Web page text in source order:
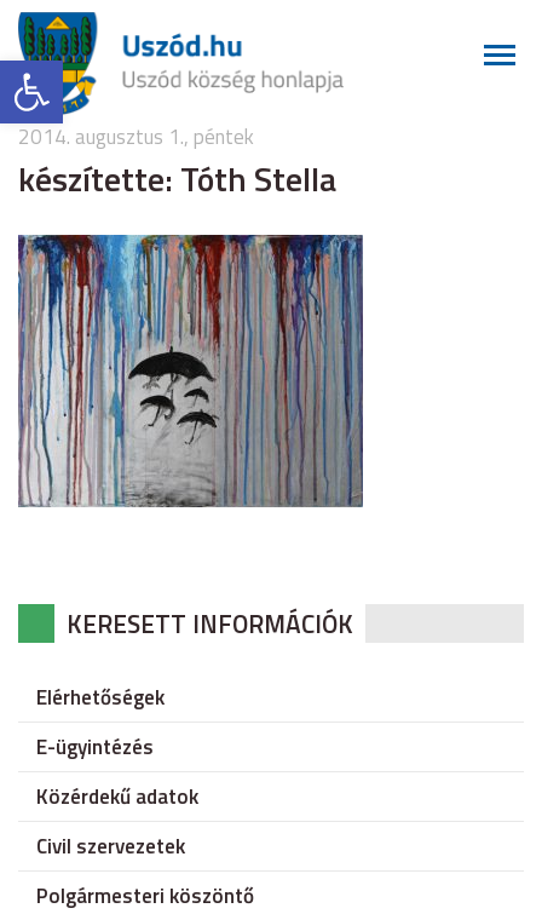
Eszköztár megnyitása
2014. augusztus 1., péntek
készítette: Tóth Stella
KERESETT INFORMÁCIÓK
Elérhetőségek
E-ügyintézés
Közérdekű adatok
Civil szervezetek
Polgármesteri köszöntő